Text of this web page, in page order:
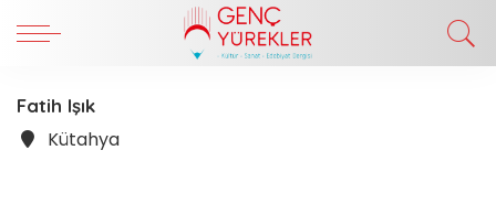
Fatih Işık
Kütahya